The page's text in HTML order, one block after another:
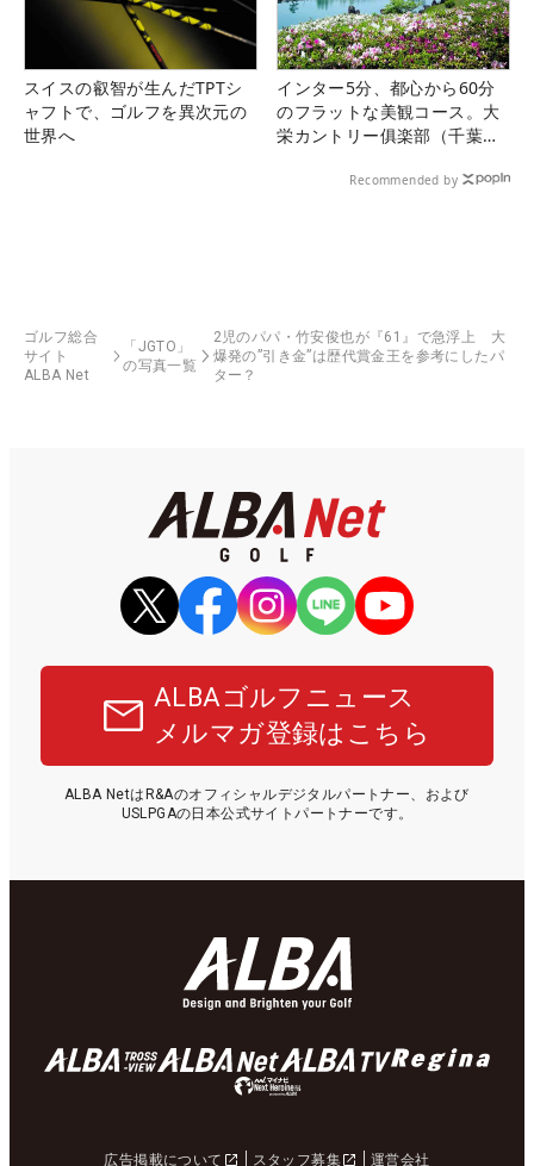
スイスの叡智が生んだTPTシ
ャフトで、ゴルフを異次元の
世界へ
インター5分、都心から60分
のフラットな美観コース。大
栄カントリー俱楽部（千葉
Recommended by
ゴルフ総合
サイト
ALBA Net
「JGTO」
の写真一覧
2児のパパ・竹安俊也が『61』で急浮上 大
爆発の”引き金”は歴代賞金王を参考にしたパ
ター？
ALBAゴルフニュース
メルマガ登録はこちら
ALBA NetはR&Aのオフィシャルデジタルパートナー、および
USLPGAの日本公式サイトパートナーです。
広告掲載について スタッフ募集 運営会社